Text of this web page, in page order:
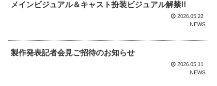
メインビジュアル＆キャスト扮装ビジュアル解禁!!
2026.05.22
NEWS
製作発表記者会見ご招待のお知らせ
2026.05.11
NEWS